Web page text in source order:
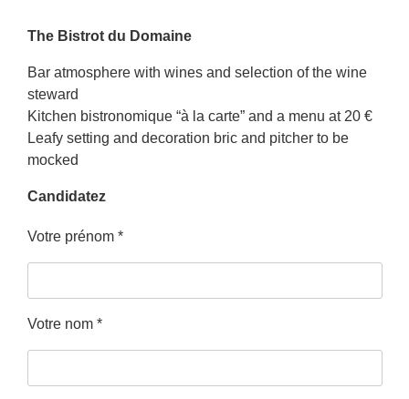
The Bistrot du Domaine
Bar atmosphere with wines and selection of the wine
steward
Kitchen bistronomique “à la carte” and a menu at 20 €
Leafy setting and decoration bric and pitcher to be
mocked
Candidatez
Votre prénom *
Votre nom *